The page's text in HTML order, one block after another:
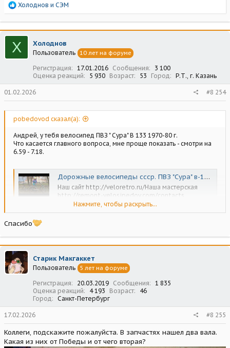
Р
а
к
ц
и
и
Холоднов и СЭМ
Х Холоднов
Пользователь 10 лет на форуме
Регистрация 17.01.2016 Сообщения
3 100
Оценка реакций
5 930 Возраст 53 Город Р.Т., г. Казань
01.02.2026 #8 254
pobedovod сказал(а):
Андрей, у тебя велосипед ПВЗ " Сура" В 133 1970-80 г.
Что касается главного вопроса, мне проще показать - смотри на
6.59 - 7.18.
Дорожные велосипеды ссср. ПВЗ "Сура" в-133 и 111-512
Наш сайт http://veloretro.ru/Наша мастерская
http://remont-velosipedov.com/contacts
youtu.be
Нажмите, чтобы раскрыть...
Спасибо
Старик Макгаккет
Пользователь 5 лет на форуме
Регистрация 20.03.2019 Сообщения
1 835
Оценка реакций
4 193 Возраст
46
Город
Санкт-Петербург
17.02.2026 #8 255
Коллеги, подскажите пожалуйста. В запчастях нашел два вала.
Какая из них от Победы и от чего вторая?